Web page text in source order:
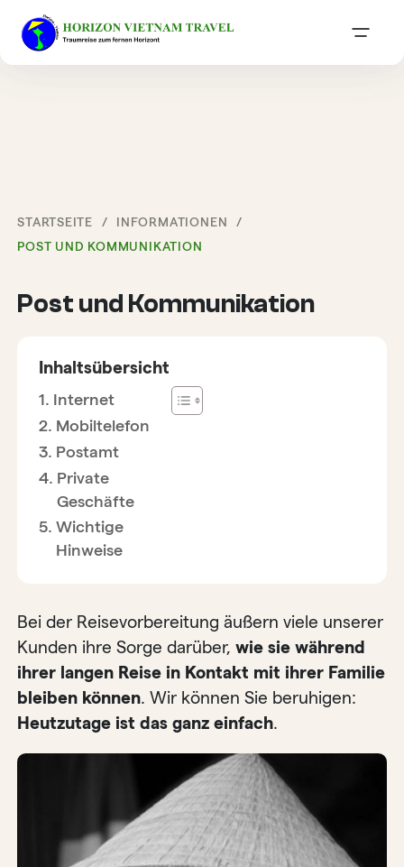
STARTSEITE
INFORMATIONEN
POST UND KOMMUNIKATION
Post und Kommunikation
Inhaltsübersicht
Internet
Mobiltelefon
Postamt
Private
Geschäfte
Wichtige
Hinweise
Bei der Reisevorbereitung äußern viele unserer
Kunden ihre Sorge darüber,wie sie während
ihrer langen Reise in Kontakt mit ihrer Familie
bleiben können. Wir können Sie beruhigen:
Heutzutage ist das ganz einfach.